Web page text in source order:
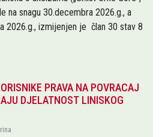
na snagu 30.decembra 2026.g., a
2026.g., izmijenjen je član 30 stav 8
PRAVA NA POVRACAJ
DJELATNOST LINISKOG